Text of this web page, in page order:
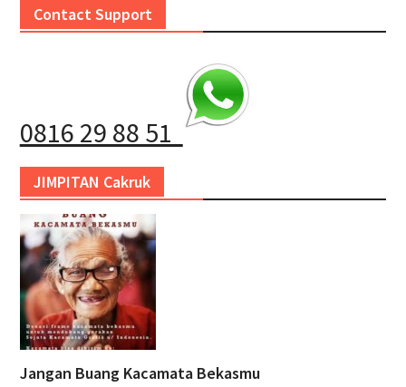
Contact Support
0816 29 88 51
JIMPITAN Cakruk
Jangan Buang Kacamata Bekasmu